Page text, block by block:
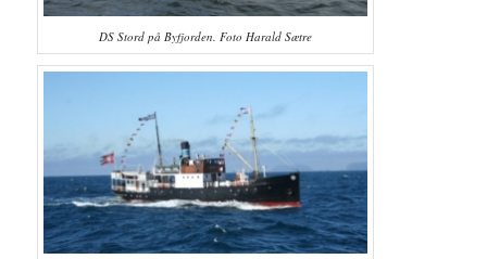
DS Stord på Byfjorden. Foto Harald Sætre